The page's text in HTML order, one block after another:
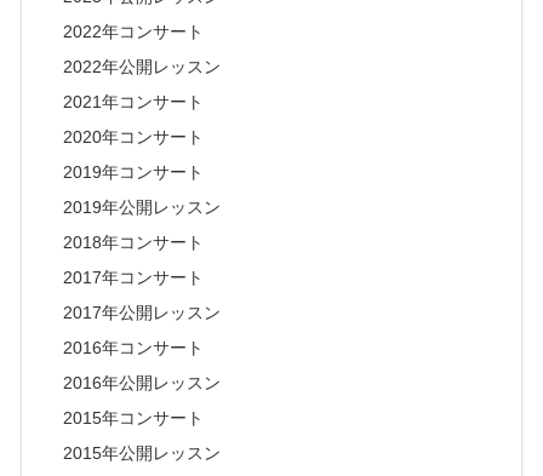
2022年コンサート
2022年公開レッスン
2021年コンサート
2020年コンサート
2019年コンサート
2019年公開レッスン
2018年コンサート
2017年コンサート
2017年公開レッスン
2016年コンサート
2016年公開レッスン
2015年コンサート
2015年公開レッスン